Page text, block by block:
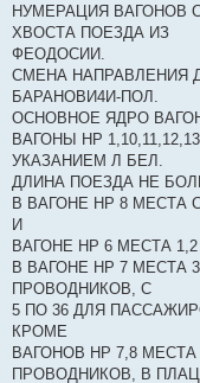
НУМЕРАЦИЯ ВАГОНОВ
ХВОСТА ПОЕЗДА ИЗ
ФЕОДОСИИ.
СМЕНА НАПРАВЛЕНИЯ
БАРАНОВИ4И-ПОЛ.
ОСНОВНОЕ ЯДРО
ВАГОНЫ НР
УКАЗАНИЕМ Л БЕЛ.
ДЛИНА ПОЕЗДА НЕ
В ВАГОНЕ НР 8 МЕСТА
И
ВАГОНЕ НР 6 МЕСТА
В ВАГОНЕ НР 7 МЕСТА
ПРОВОДНИКОВ, С
5 ПО 36 ДЛЯ
КРОМЕ
ВАГОНОВ НР 7,8
ПРОВОДНИКОВ, В